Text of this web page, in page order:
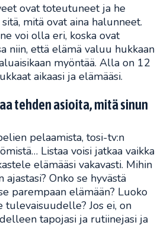
ovat toteutuneet ja he
mitä ovat aina halunneet.
voi olla eri, koska ovat
niin, että elämä valuu hukkaan
myöntää. Alla on 12
aikaasi ja elämääsi.
tehden asioita, mitä sinun
pelaamista, tosi-tv:n
Listaa voisi jatkaa vaikka
elämääsi vakavasti. Mihin
Onko se hyvästä
parempaan elämään? Luoko
tulevaisuudelle? Jos ei, on
tapojasi ja rutiinejasi ja